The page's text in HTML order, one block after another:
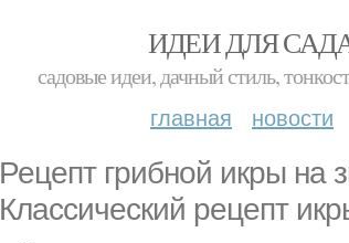
ИДЕИ ДЛЯ
садовые идеи, дачный стиль,
главная новости
Рецепт грибной икры на
Классический рецепт